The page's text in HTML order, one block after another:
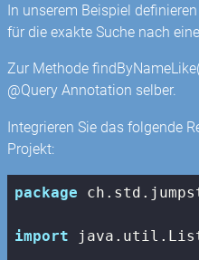
In unserem Beispiel
für die exakte Suche nach
Zur Methode
@Query Annotation selber.
Integrieren Sie das folgende
Projekt:
package
import